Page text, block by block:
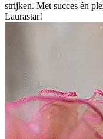
strijken. Met succes én
Laurastar!